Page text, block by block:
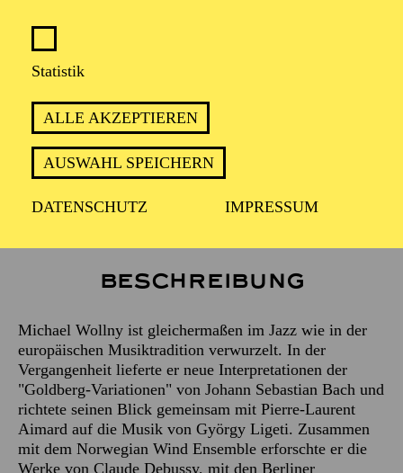
Statistik
ALLE AKZEPTIEREN
AUSWAHL SPEICHERN
DATENSCHUTZ IMPRESSUM
1 Stunde 30 Minuten, keine Pause
MICHAEL WOLLNY
Beschreibung
Michael Wollny ist gleichermaßen im Jazz wie in der
europäischen Musiktradition verwurzelt. In der
Vergangenheit lieferte er neue Interpretationen der
"Goldberg-Variationen" von Johann Sebastian Bach und
richtete seinen Blick gemeinsam mit Pierre-Laurent
Aimard auf die Musik von György Ligeti. Zusammen
mit dem Norwegian Wind Ensemble erforschte er die
Werke von Claude Debussy, mit den Berliner